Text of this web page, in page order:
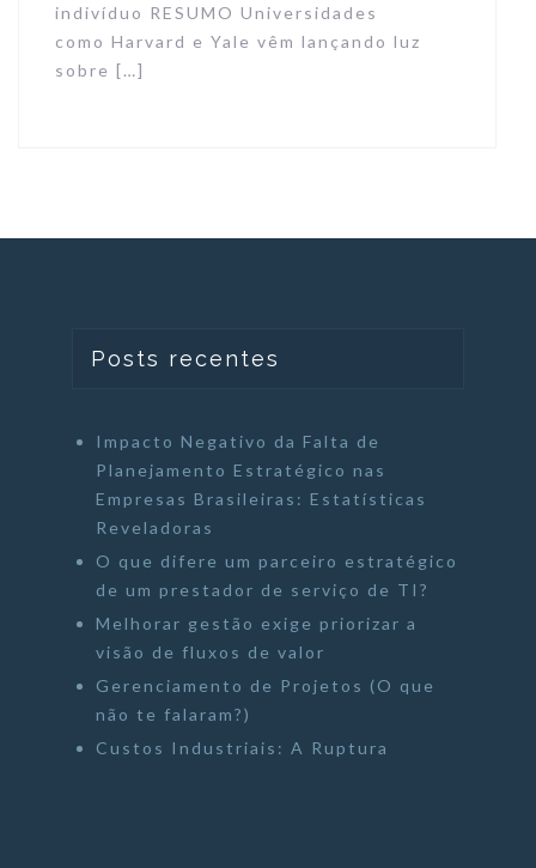
indivíduo RESUMO Universidades
como Harvard e Yale vêm lançando luz
sobre […]
Posts recentes
Impacto Negativo da Falta de
Planejamento Estratégico nas
Empresas Brasileiras: Estatísticas
Reveladoras
O que difere um parceiro estratégico
de um prestador de serviço de TI?
Melhorar gestão exige priorizar a
visão de fluxos de valor
Gerenciamento de Projetos (O que
não te falaram?)
Custos Industriais: A Ruptura